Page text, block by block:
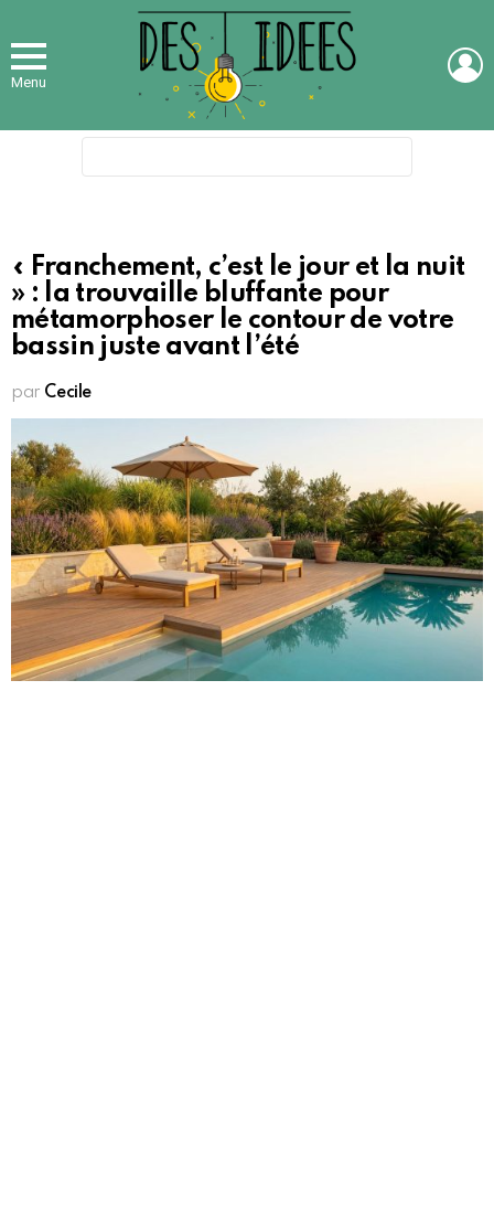
Menu
« Franchement, c’est le jour et la nuit
» : la trouvaille bluffante pour
métamorphoser le contour de votre
bassin juste avant l’été
par Cecile